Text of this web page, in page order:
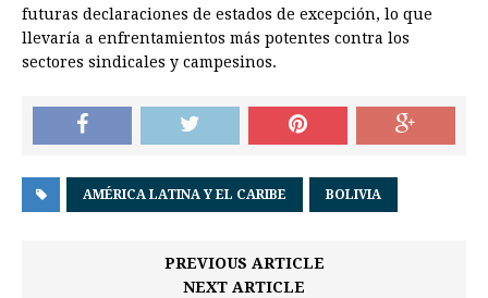
futuras declaraciones de estados de excepción, lo que
llevaría a enfrentamientos más potentes contra los
sectores sindicales y campesinos.
AMÉRICA LATINA Y EL CARIBE BOLIVIA
PREVIOUS ARTICLE
NEXT ARTICLE